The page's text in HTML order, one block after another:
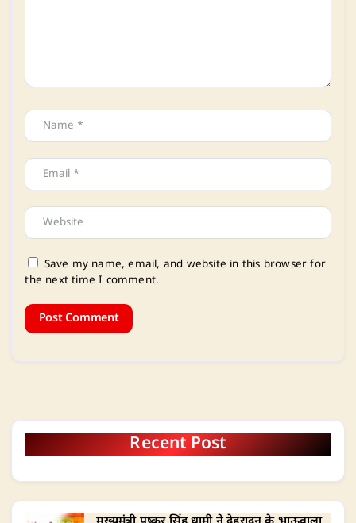
Save my name, email, and website in this browser for
the next time I comment.
Recent Post